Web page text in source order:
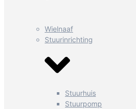
Wielnaaf
Stuurinrichting
Stuurhuis
Stuurpomp